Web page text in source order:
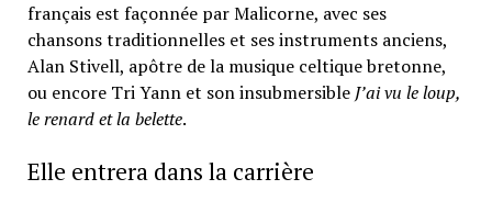
français est façonnée par Malicorne, avec ses
chansons traditionnelles et ses instruments anciens,
Alan Stivell, apôtre de la musique celtique bretonne,
ou encore Tri Yann et son insubmersible J’ai vu le loup,
le renard et la belette.
Elle entrera dans la carrière